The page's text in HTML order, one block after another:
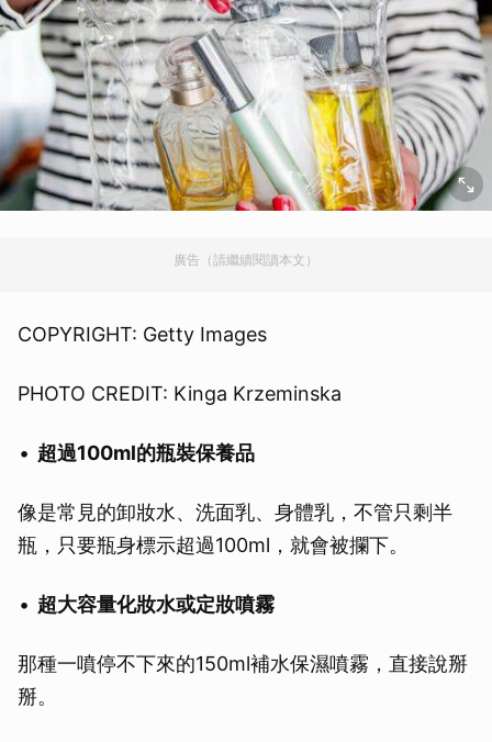
廣告（請繼續閱讀本文）
COPYRIGHT: Getty Images
PHOTO CREDIT: Kinga Krzeminska
超過100ml的瓶裝保養品
像是常見的卸妝水、洗面乳、身體乳，不管只剩半
瓶，只要瓶身標示超過100ml，就會被攔下。
超大容量化妝水或定妝噴霧
那種一噴停不下來的150ml補水保濕噴霧，直接說掰
掰。